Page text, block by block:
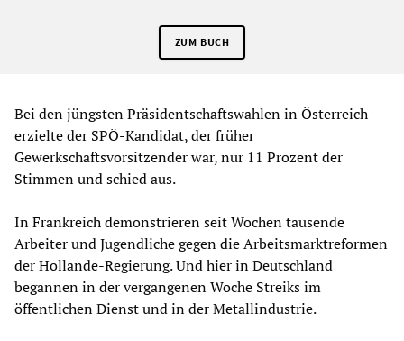
ZUM BUCH
Bei den jüngsten Präsidentschaftswahlen in Österreich
erzielte der SPÖ-Kandidat, der früher
Gewerkschaftsvorsitzender war, nur 11 Prozent der
Stimmen und schied aus.
In Frankreich demonstrieren seit Wochen tausende
Arbeiter und Jugendliche gegen die Arbeitsmarktreformen
der Hollande-Regierung. Und hier in Deutschland
begannen in der vergangenen Woche Streiks im
öffentlichen Dienst und in der Metallindustrie.